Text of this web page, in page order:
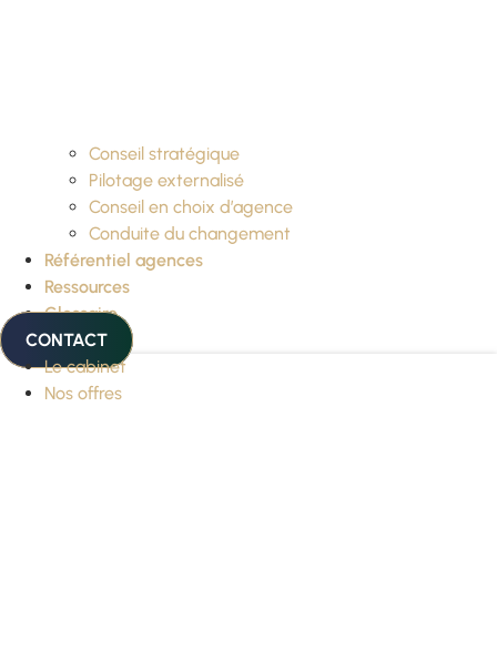
Conseil stratégique
Pilotage externalisé
Conseil en choix d’agence
Conduite du changement
Référentiel agences
Ressources
Glossaire
CONTACT
Le cabinet
Nos offres